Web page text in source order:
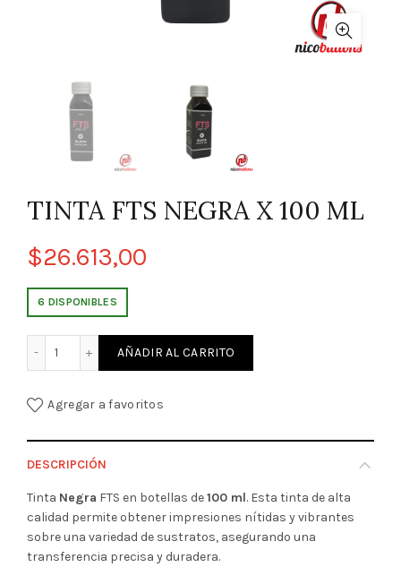
TINTA FTS NEGRA X 100 ML
$26.613,00
6 DISPONIBLES
TINTA FTS NEGRA X 100 ML cantidad
AÑADIR AL CARRITO
Agregar a favoritos
DESCRIPCIÓN
Tinta Negra FTS en botellas de100 ml. Esta tinta de alta
calidad permite obtener impresiones nítidas y vibrantes
sobre una variedad de sustratos, asegurando una
transferencia precisa y duradera.